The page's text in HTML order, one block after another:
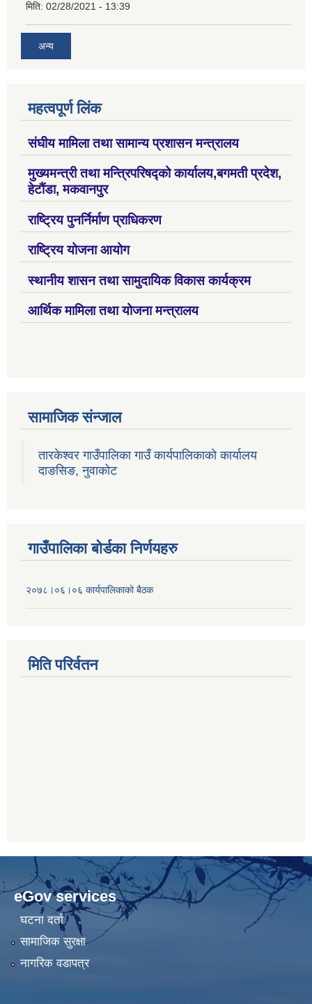
मिति: 02/28/2021 - 13:39
अन्य
महत्वपूर्ण लिंक
संघीय मामिला तथा सामान्य प्रशासन मन्त्रालय
मुख्यमन्त्री तथा मन्त्रिपरिषद्को कार्यालय,बगमती प्रदेश,
हेटौंडा, मकवानपुर
राष्ट्रिय पुनर्निर्माण प्राधिकरण
राष्ट्रिय योजना आयोग
स्थानीय शासन तथा सामुदायिक विकास कार्यक्रम
आर्थिक मामिला तथा योजना मन्त्रालय
सामाजिक संन्जाल
तारकेश्वर गाउँपालिका गाउँ कार्यपालिकाको कार्यालय
दाङसिङ, नुवाकोट
गाउँपालिका बोर्डका निर्णयहरु
२०७८।०६।०६ कार्यपालिकाको बैठक
मिति परिर्वतन
eGov services
घटना दर्ता
सामाजिक सुरक्षा
नागरिक वडापत्र